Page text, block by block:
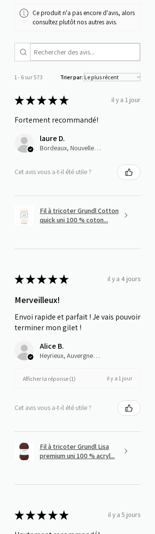
Ce produit n'a pas encore d'avis, alors
consultez plutôt nos autres avis.
1 - 6 sur 573 Trier par:
★★★★★ il y a 1 jour
Fortement recommandé!
laure D.
Bordeaux, Nouvelle-Aquitaine
Cet avis vous a-t-il été utile ?
Fil à tricoter Grundl Cotton
quick uni 100 % coton...
★★★★★ il y a 4 jours
Merveilleux!
Envoi rapide et parfait ! Je vais pouvoir
terminer mon gilet !
Alice B.
Heyrieux, Auvergne-Rhône-Alpes
Afficher la réponse (1) il y a 1 jour
Cet avis vous a-t-il été utile ?
Fil à tricoter Grundl Lisa
premium uni 100 % acryl...
★★★★★ il y a 5 jours